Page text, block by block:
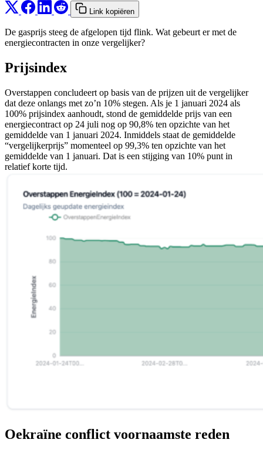
Link kopiëren
De gasprijs steeg de afgelopen tijd flink. Wat gebeurt er met de
energiecontracten in onze vergelijker?
Prijsindex
Overstappen concludeert op basis van de prijzen uit de vergelijker
dat deze onlangs met zo’n 10% stegen. Als je 1 januari 2024 als
100% prijsindex aanhoudt, stond de gemiddelde prijs van een
energiecontract op 24 juli nog op 90,8% ten opzichte van het
gemiddelde van 1 januari 2024. Inmiddels staat de gemiddelde
“vergelijkerprijs” momenteel op 99,3% ten opzichte van het
gemiddelde van 1 januari. Dat is een stijging van 10% punt in
relatief korte tijd.
Oekraïne conflict voornaamste reden